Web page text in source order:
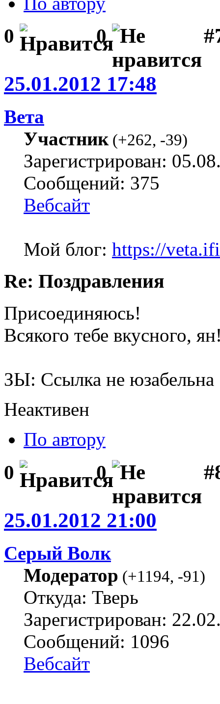
0 0
25.01.2012 17:48
Вета
Участник(+262, -39)
Зарегистрирован:
Сообщений: 375
Вебсайт
Мой блог: https://
Re: Поздравления
Присоединяюсь!
Всякого тебе вкусного,
ЗЫ: Ссылка не юзабельна
Неактивен
По автору
0 0
25.01.2012 21:00
Серый Волк
Модератор (+1194, -91)
Откуда: Тверь
Зарегистрирован:
Сообщений: 1096
Вебсайт